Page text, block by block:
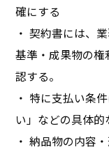
確にする
・ 契約書には、
基準・成果物の
認する。
・ 特に支払い条
い」などの具体的
・ 納品物の内容